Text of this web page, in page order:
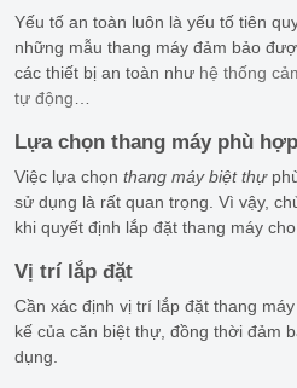
Yếu tố an toàn luôn là yếu tố tiên
những mẫu thang máy đảm bảo
các thiết bị an toàn như hệ thống
tự động
Lựa chọn thang máy phù hợp
Việc lựa chọn thang máy biệt thự
sử dụng là rất quan trọng. Vì vậy,
khi quyết định lắp đặt thang máy
Vị trí lắp đặt
Cần xác định vị trí lắp đặt thang
kế của căn biệt thự, đồng thời đảm
dụng.